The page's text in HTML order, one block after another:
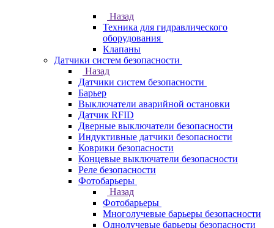
Назад
Техника для гидравлического
оборудования
Клапаны
Датчики систем безопасности
Назад
Датчики систем безопасности
Барьер
Выключатели аварийной остановки
Датчик RFID
Дверные выключатели безопасности
Индуктивные датчики безопасности
Коврики безопасности
Концевые выключатели безопасности
Реле безопасности
Фотобарьеры
Назад
Фотобарьеры
Многолучевые барьеры безопасности
Однолучевые барьеры безопасности